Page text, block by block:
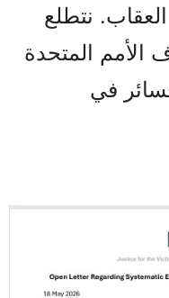
نتطلع
الأمم المتحدة
في